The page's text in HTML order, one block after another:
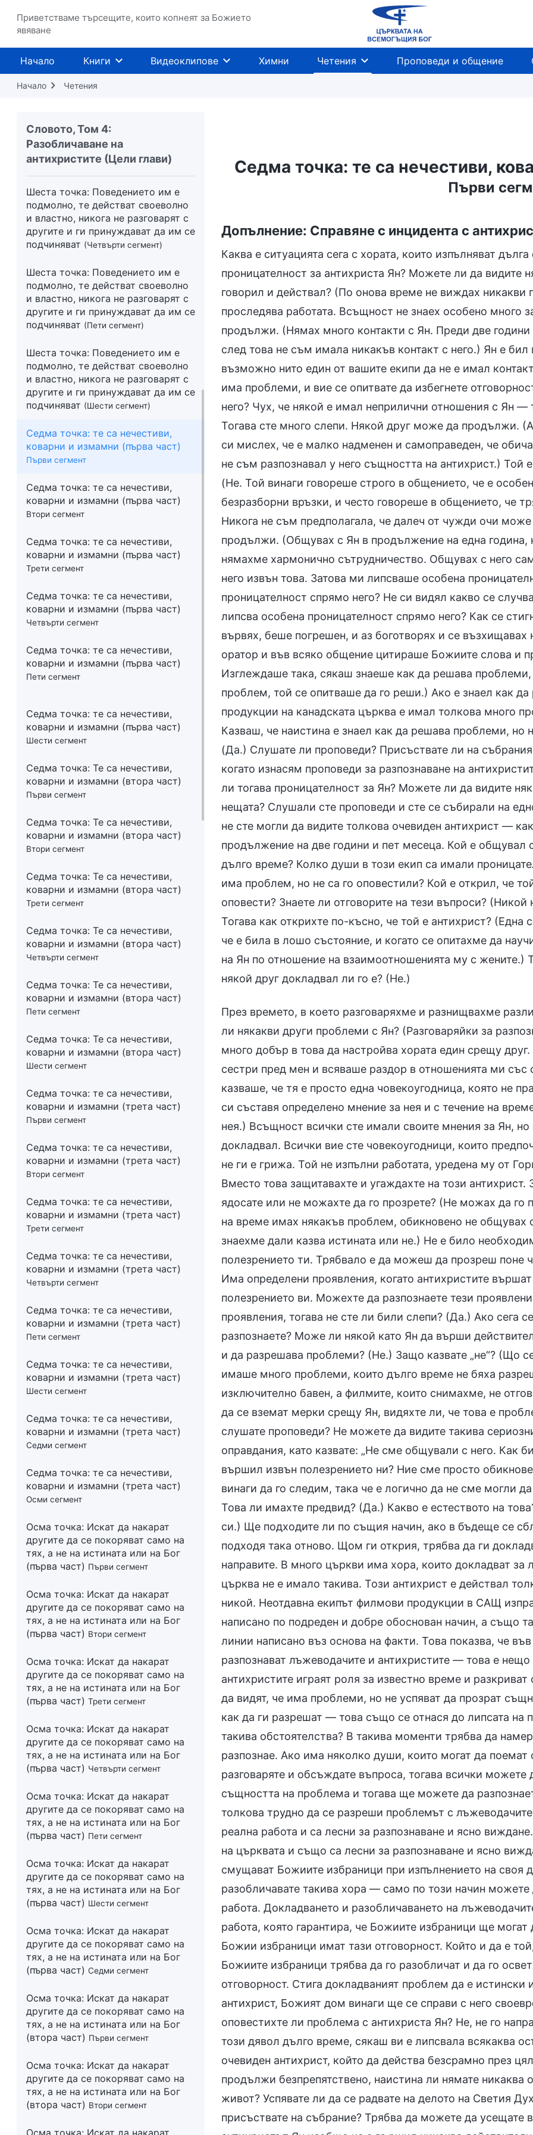
Приветстваме търсещите, които копнеят за Божието
явяване
Начало Книги Видеоклипове Химни Четения Проповеди и общение
Начало Четения
Словото, Том 4:
Разобличаване на
антихристите (Цели глави)
Шеста точка: Поведението им е
и властно, никога не разговарят с
подчиняват(Втори сегмент)
подмолно, те действат своеволно
и властно, никога не разговарят с
другите и ги принуждават да им се
подчиняват(Трети сегмент)
Шеста точка: Поведението им е
подмолно, те действат своеволно
и властно, никога не разговарят с
другите и ги принуждават да им се
подчиняват (Четвърти сегмент)
Шеста точка: Поведението им е
подмолно, те действат своеволно
и властно, никога не разговарят с
другите и ги принуждават да им се
подчиняват (Пети сегмент)
Шеста точка: Поведението им е
подмолно, те действат своеволно
и властно, никога не разговарят с
другите и ги принуждават да им се
подчиняват (Шести сегмент)
Седма точка: те са нечестиви,
коварни и измамни (първа част)
Първи сегмент
Седма точка: те са нечестиви,
коварни и измамни (първа част)
Втори сегмент
Седма точка: те са нечестиви,
коварни и измамни (първа част)
Трети сегмент
Седма точка: те са нечестиви,
коварни и измамни (първа част)
Четвърти сегмент
Седма точка: те са нечестиви,
коварни и измамни (първа част)
Пети сегмент
Седма точка: те са нечестиви,
коварни и измамни (първа част)
Шести сегмент
Седма точка: Те са нечестиви,
коварни и измамни (втора част)
Първи сегмент
Седма точка: Те са нечестиви,
коварни и измамни (втора част)
Втори сегмент
Седма точка: Те са нечестиви,
коварни и измамни (втора част)
Трети сегмент
Седма точка: Те са нечестиви,
коварни и измамни (втора част)
Четвърти сегмент
Седма точка: Те са нечестиви,
коварни и измамни (втора част)
Пети сегмент
Седма точка: Те са нечестиви,
коварни и измамни (втора част)
Шести сегмент
Седма точка: те са нечестиви,
коварни и измамни (трета част)
Първи сегмент
Седма точка: те са нечестиви,
коварни и измамни (трета част)
Втори сегмент
Седма точка: те са нечестиви,
коварни и измамни (трета част)
Трети сегмент
Седма точка: те са нечестиви,
коварни и измамни (трета част)
Четвърти сегмент
Седма точка: те са нечестиви,
коварни и измамни (трета част)
Пети сегмент
Седма точка: те са нечестиви,
коварни и измамни (трета част)
Шести сегмент
Седма точка: те са нечестиви,
коварни и измамни (трета част)
Седми сегмент
Седма точка: те са нечестиви,
коварни и измамни (трета част)
Осми сегмент
Осма точка: Искат да накарат
другите да се покоряват само на
тях, а не на истината или на Бог
(първа част) Първи сегмент
Осма точка: Искат да накарат
другите да се покоряват само на
тях, а не на истината или на Бог
(първа част) Втори сегмент
Осма точка: Искат да накарат
другите да се покоряват само на
тях, а не на истината или на Бог
(първа част) Трети сегмент
Осма точка: Искат да накарат
другите да се покоряват само на
тях, а не на истината или на Бог
(първа част) Четвърти сегмент
Осма точка: Искат да накарат
другите да се покоряват само на
тях, а не на истината или на Бог
(първа част) Пети сегмент
Осма точка: Искат да накарат
другите да се покоряват само на
тях, а не на истината или на Бог
(първа част) Шести сегмент
Осма точка: Искат да накарат
другите да се покоряват само на
тях, а не на истината или на Бог
(първа част) Седми сегмент
Осма точка: Искат да накарат
другите да се покоряват само на
тях, а не на истината или на Бог
(втора част) Първи сегмент
Осма точка: Искат да накарат
другите да се покоряват само на
тях, а не на истината или на Бог
(втора част) Втори сегмент
Осма точка: Искат да накарат
Седма точка: те са нечестиви,
Първи
Допълнение: Справяне с инцидента с
Каква е ситуацията сега с хората, които изпълняват
проницателност за антихриста Ян? Можете ли да видите
говорил и действал? (По онова време не виждах
проследява работата. Всъщност не знаех особено
продължи. (Нямах много контакти с Ян. Преди две години
след това не съм имала никакъв контакт с него.) Ян е
възможно нито един от вашите екипи да не е имал
има проблеми, и вие се опитвате да избегнете
него? Чух, че някой е имал неприлични отношения с Ян —
Тогава сте много слепи. Някой друг може да продължи.
си мислех, че е малко надменен и самоправеден, че
не съм разпознавал у него същността на антихрист.)
(Не. Той винаги говореше строго в общението, че е
безразборни връзки, и често говореше в общението, че
Никога не съм предполагала, че далеч от чужди очи
продължи. (Общувах с Ян в продължение на една година,
нямахме хармонично сътрудничество. Общувах с него
него извън това. Затова ми липсваше особена
проницателност спрямо него? Не си видял какво се
липсва особена проницателност спрямо него? Как се
вървях, беше погрешен, и аз боготворях и се
оратор и във всяко общение цитираше Божиите слова и
Изглеждаше така, сякаш знаеше как да решава проблеми,
проблем, той се опитваше да го реши.) Ако е знаел как
продукции на канадската църква е имал толкова много
Казваш, че наистина е знаел как да решава проблеми, но
(Да.) Слушате ли проповеди? Присъствате ли на
когато изнасям проповеди за разпознаване на
ли тогава проницателност за Ян? Можете ли да видите
нещата? Слушали сте проповеди и сте се събирали на
не сте могли да видите толкова очевиден антихрист —
продължение на две години и пет месеца. Кой е общувал
дълго време? Колко души в този екип са имали
има проблем, но не са го оповестили? Кой е открил, че
оповести? Знаете ли отговорите на тези въпроси? (Никой
Тогава как открихте по-късно, че той е антихрист? (Една
че е била в лошо състояние, и когато се опитахме да
на Ян по отношение на взаимоотношенията му с жените.)
някой друг докладвал ли го е? (Не.)
През времето, в което разговаряхме и разнищвахме различните проявления на антихристите, открихте ли някакви други проблеми с Ян? (Разговаряйки за разпознаването на антихристите открих, че Ян беше много добър в това да настройва хората един срещу друг. Той често осъждаше определени братя и сестри пред мен и всяваше раздор в отношенията ми със сестрата, с която си сътрудничех, като казваше, че тя е просто една човекоугодница, която не практикува истината, и прочее. Това ме накара да си съставя определено мнение за нея и с течение на времето не успявах да си сътруднича хармонично с нея.) Всъщност всички сте имали своите мнения за Ян, но никой не ги е оповестил и никой не го е докладвал. Всички вие сте човекоугодници, които предпочитат да забавят делото на църквата и изобщо не ги е грижа. Той не изпълни работата, уредена му от Горното, и вие, виждайки това, не го докладвахте. Вместо това защитавахте и угаждахте на този антихрист. Защо не го докладвахте? Бояхте се да не го ядосате или не можахте да го прозрете? (Не можах да го прозра. Освен че се виждахме, когато от време на време имах някакъв проблем, обикновено не общувах с него. Казваше, че е зает с работа, но не знаехме дали казва истината или не.) Не е било необходимо да разследваш какво е правил извън полезрението ти. Трябвало е да можеш да прозреш поне част от това, което е правил точно пред теб. Има определени проявления, когато антихристите вършат нещо. Той не просто е вършил неща извън полезрението ви. Можехте да разпознаете тези проявления лично. Ако не сте могли да видите тези проявления, тогава не сте ли били слепи? (Да.) Ако сега се появи някой като него, ще можете ли да го разпознаете? Може ли някой като Ян да върши действителна работа? Може ли да разговаря за истината и да разрешава проблеми? (Не.) Защо казвате „не“? (Що се отнася до резултатите от работата, църквата имаше много проблеми, които дълго време не бяха разрешени, напредъкът на цялата работа беше изключително бавен, а филмите, които снимахме, не отговаряха на изискванията на Божия дом.) Преди да се вземат мерки срещу Ян, видяхте ли, че това е проблем? (Не.) Тогава какво разбирате, след като слушате проповеди? Не можете да видите такива сериозни проблеми, а след това винаги намирате оправдания, като казвате: „Не сме общували с него. Как бихме могли да знаем за нещата, които той е вършил извън полезрението ни? Ние сме просто обикновени вярващи, той беше водач. Не можехме винаги да го следим, така че е логично да не сме могли да прозрем какъв е и да не сме го докладвали“. Това ли имахте предвид? (Да.) Какво е естеството на това? (Опитваме се да избегнем отговорностите си.) Ще подходите ли по същия начин, ако в бъдеще се сблъскате с някой като него? (Не, няма да подходя така отново. Щом ги открия, трябва да ги докладвам.) Не съм толкова сигурен, че ще го направите. В много църкви има хора, които докладват за лъжеводачи и антихристи, но в канадската църква не е имало такива. Този антихрист е действал толкова дълго време и никой не го е докладвал, никой. Неотдавна екипът филмови продукции в САЩ изпрати писмо, в което докладва някого. Беше написано по подреден и добре обоснован начин, а също така беше много конкретно и точно, в общи линии написано въз основа на факти. Това показва, че във всяка църква има хора, които могат да разпознават лъжеводачите и антихристите — това е нещо добро. Понякога лъжеводачите и антихристите играят роля за известно време и разкриват определени проблеми. Някои хора могат само да видят, че има проблеми, но не успяват да прозрат същността и истината за тези проблеми, нито знаят как да ги разрешат — това също се отнася до липсата на проницателност. Какво трябва да направите при такива обстоятелства? В такива моменти трябва да намерите някой, който разбира истината, за да ги разпознае. Ако има няколко души, които могат да поемат отговорността, като всички заедно търсите, разговаряте и обсъждате въпроса, тогава всички можете да стигнете до съгласие, да прозрете докрай същността на проблема и тогава ще можете да разпознаете дали те са лъжеводачи и антихристи. Не е толкова трудно да се разреши проблемът с лъжеводачите и антихристите. Лъжеводачите не извършват реална работа и са лесни за разпознаване и ясно виждане. Антихристите смущават и прекъсват работата на църквата и също са лесни за разпознаване и ясно виждане. Всичко това е свързано с проблема, че се смущават Божиите избраници при изпълнението на своя дълг, и вие трябва да докладвате и разобличавате такива хора — само по този начин можете да предотвратите забавянето на църковната работа. Докладването и разобличаването на лъжеводачите и антихристите е изключително важна работа, която гарантира, че Божиите избраници ще могат да изпълняват добре своя дълг, и всички Божии избраници имат тази отговорност. Който и да е той, щом е лъжеводач или антихрист, тогава Божиите избраници трябва да го разобличат и да го осветят, като по този начин ще изпълните своята отговорност. Стига докладваният проблем да е истински и наистина да има инцидент с лъжеводач или антихрист, Божият дом винаги ще се справи с него своевременно и в съответствие с принципите. А вие оповестихте ли проблема с антихриста Ян? Не, не го направихте. Били сте подвеждани и разигравани от този дявол дълго време, сякаш ви е липсвала всякаква осъзнатост. Да имате до себе си толкова очевиден антихрист, който да действа безсрамно през цялото това време, и просто да му позволите да продължи безпрепятствено, наистина ли нямате никаква осъзнатост? Живеете